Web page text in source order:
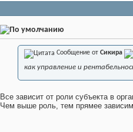
Сообщение от Сикира
как управление и
Все зависит от роли субъекта в
Чем выше роль, тем прямее